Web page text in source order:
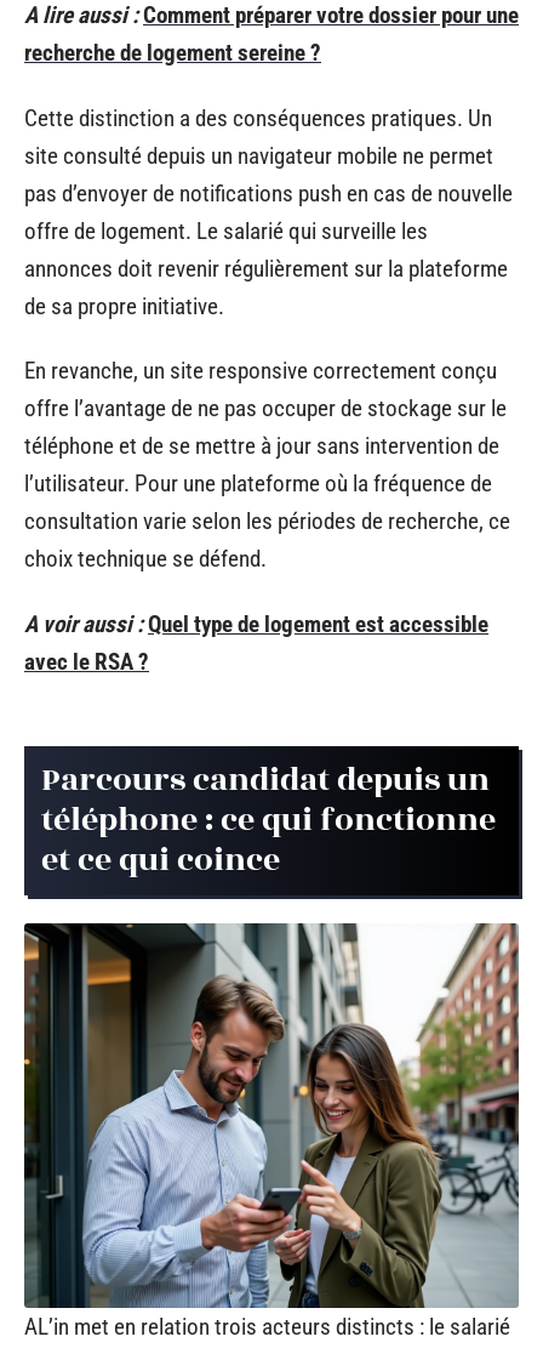
A lire aussi :Comment préparer votre dossier pour une
recherche de logement sereine ?
Cette distinction a des conséquences pratiques. Un
site consulté depuis un navigateur mobile ne permet
pas d’envoyer de notifications push en cas de nouvelle
offre de logement. Le salarié qui surveille les
annonces doit revenir régulièrement sur la plateforme
de sa propre initiative.
En revanche, un site responsive correctement conçu
offre l’avantage de ne pas occuper de stockage sur le
téléphone et de se mettre à jour sans intervention de
l’utilisateur. Pour une plateforme où la fréquence de
consultation varie selon les périodes de recherche, ce
choix technique se défend.
A voir aussi :Quel type de logement est accessible
avec le RSA ?
Parcours candidat depuis un
téléphone : ce qui fonctionne
et ce qui coince
AL’in met en relation trois acteurs distincts : le salarié